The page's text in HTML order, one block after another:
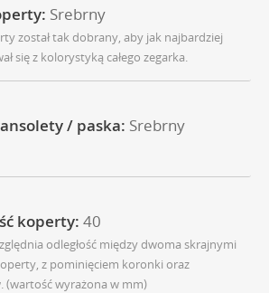
Srebrny
został tak dobrany, aby jak najbardziej
się z kolorystyką całego zegarka.
/ paska: Srebrny
koperty: 40
odległość między dwoma skrajnymi
z pominięciem koronki oraz
(wartość wyrażona w mm)